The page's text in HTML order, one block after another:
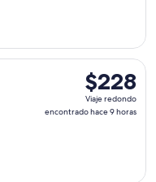
$228
Viaje
redondo,
$228
Viaje redondo
encontrado hace 9 horas
el sáb, 3 oct. desde